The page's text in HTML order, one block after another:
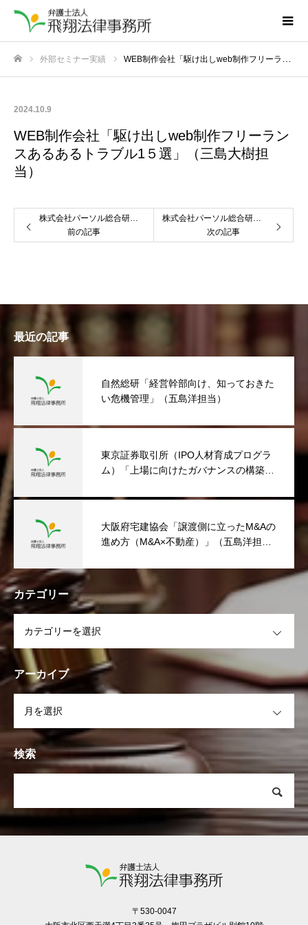
外部セミナー実績 WEB制作会社「駆け出しweb制作フリーランスあるあるトラブル1５選」（三島大樹担当）
2024.10.9
WEB制作会社「駆け出しweb制作フリーラン
スあるあるトラブル1５選」（三島大樹担
当）
株式会社パーソル総合研究所「企業の知的財産を守れ！～知的財産保護入門～」（三島大樹担当）
前の記事
株式会社パーソル総合研究所「条項ごとにみる契約書のチェックポイント～契約書チェックマニュアルの著者が説明する契約書の要点～」（五島洋担当）
次の記事
最近の記事
自然総研「経営幹部向け、知っておきた
い危機管理」（五島洋担当）
東京証券取引所（IPO人材育成プログラ
ム）「上場に向けたガバナンスの構築」
大阪府宅建協会「譲渡側に立ったM&Aの
進め方（M&A×不動産）」（五島洋担
カテゴリー
アーカイブ
検索
〒530-0047